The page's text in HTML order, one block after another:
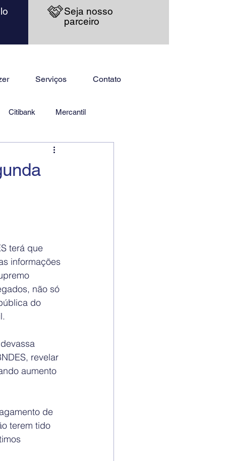
Seja nosso
parceiro
Serviços Contato
Citibank Mercantil
terá que
informações
não só
do
revelar
aumento
de
terem tido